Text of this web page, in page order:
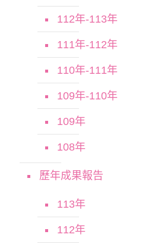
112年-113年
111年-112年
110年-111年
109年-110年
109年
108年
歷年成果報告
113年
112年